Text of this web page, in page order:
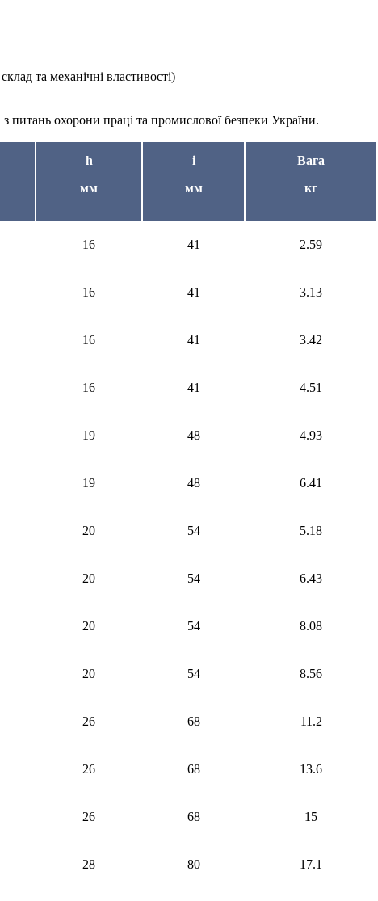
та механічні властивості)
питань охорони праці та промислової безпеки України.
h
мм
i
мм
Вага
кг
16 41 2.59
16 41 3.13
16 41 3.42
16 41 4.51
19 48 4.93
19 48 6.41
20 54 5.18
20 54 6.43
20 54 8.08
20 54 8.56
26 68 11.2
26 68 13.6
26 68 15
28 80 17.1